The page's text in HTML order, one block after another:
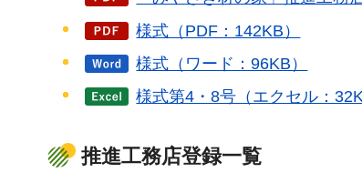
様式（PDF：142KB）
様式（ワード：96KB）
様式第4・8号（エクセル：
推進工務店登録一覧